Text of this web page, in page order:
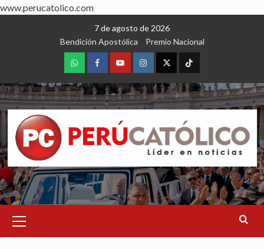
www.perucatolico.com
7 de agosto de 2026
Bendición Apostólica
Premio Nacional
WhatsAppFacebookYoutubeInstagram
X TikTok
Menu